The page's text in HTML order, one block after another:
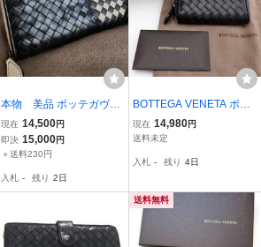
本物 美品 ボッテガヴェ
ネタ 長財布 ラウンド
ファスナー
現在 14,500円
即決 15,000円
＋送料230円
入札 - 残り 2日
BOTTEGA VENETA ボッ
テガヴェネタ イントレチ
ャート コインケース 小銭
形外郵便全国一律450円 B
現在 14,980円
送料未定
入札 - 残り 4日
送料無料